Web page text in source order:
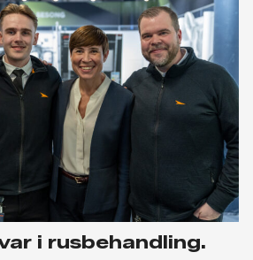
i rusbehandling.